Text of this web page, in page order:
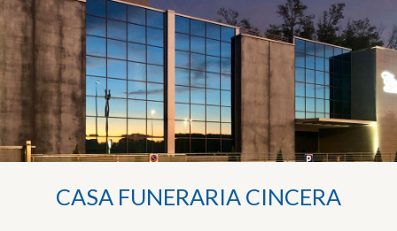
CASA FUNERARIA CINCERA